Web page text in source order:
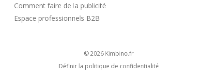
Comment faire de la publicité
Espace professionnels B2B
© 2026 kimbino.fr
Définir la politique de confidentialité